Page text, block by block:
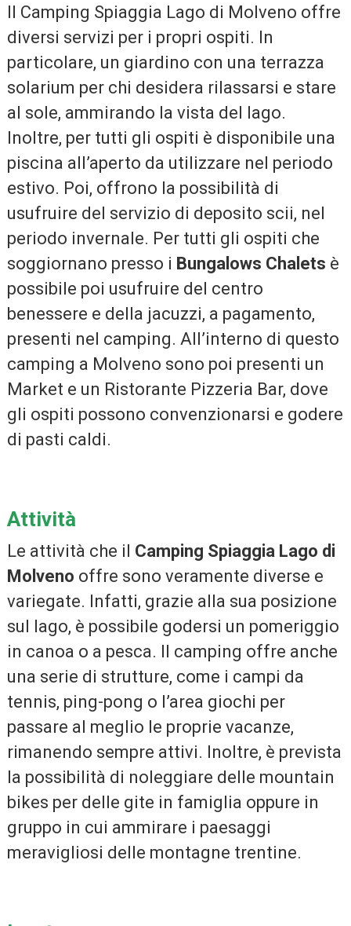
Il Camping Spiaggia Lago di Molveno offre
diversi servizi per i propri ospiti. In
particolare, un giardino con una terrazza
solarium per chi desidera rilassarsi e stare
al sole, ammirando la vista del lago.
Inoltre, per tutti gli ospiti è disponibile una
piscina all’aperto da utilizzare nel periodo
estivo. Poi, offrono la possibilità di
usufruire del servizio di deposito scii, nel
periodo invernale. Per tutti gli ospiti che
soggiornano presso i Bungalows Chalets è
possibile poi usufruire del centro
benessere e della jacuzzi, a pagamento,
presenti nel camping. All’interno di questo
camping a Molveno sono poi presenti un
Market e un Ristorante Pizzeria Bar, dove
gli ospiti possono convenzionarsi e godere
di pasti caldi.
Attività
Le attività che il Camping Spiaggia Lago di
Molveno offre sono veramente diverse e
variegate. Infatti, grazie alla sua posizione
sul lago, è possibile godersi un pomeriggio
in canoa o a pesca. Il camping offre anche
una serie di strutture, come i campi da
tennis, ping-pong o l’area giochi per
passare al meglio le proprie vacanze,
rimanendo sempre attivi. Inoltre, è prevista
la possibilità di noleggiare delle mountain
bikes per delle gite in famiglia oppure in
gruppo in cui ammirare i paesaggi
meravigliosi delle montagne trentine.